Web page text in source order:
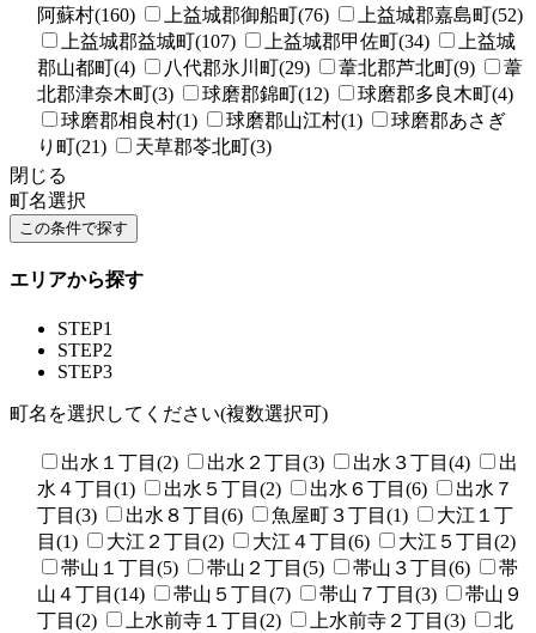
阿蘇村(160)
上益城郡御船町(76)
上益城郡嘉島町(52)
上益城郡益城町(107)
上益城郡甲佐町(34)
上益城
郡山都町(4)
八代郡氷川町(29) 葦北郡芦北町(9)
葦
北郡津奈木町(3)
球磨郡錦町(12)
球磨郡多良木町(4)
球磨郡相良村(1)
球磨郡山江村(1)
球磨郡あさぎ
り町(21)
天草郡苓北町(3)
閉じる
町名選択
エリアから探す
STEP1
STEP2
STEP3
町名を選択してください(複数選択可)
出水１丁目(2) 出水２丁目(3) 出水３丁目(4)
出
水４丁目(1)
出水５丁目(2) 出水６丁目(6)
出水７
丁目(3)
出水８丁目(6) 魚屋町３丁目(1)
大江１丁
目(1)
大江２丁目(2) 大江４丁目(6)
大江５丁目(2)
帯山１丁目(5)
帯山２丁目(5) 帯山３丁目(6)
帯
山４丁目(14)
帯山５丁目(7) 帯山７丁目(3)
帯山９
丁目(2)
上水前寺１丁目(2) 上水前寺２丁目(3)
北